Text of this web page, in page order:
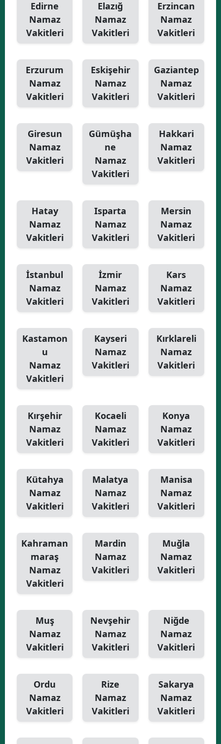
Edirne
Namaz
Vakitleri
Elazığ
Namaz
Vakitleri
Erzincan
Namaz
Vakitleri
Erzurum
Namaz
Vakitleri
Eskişehir
Namaz
Vakitleri
Gaziantep
Namaz
Vakitleri
Giresun
Namaz
Vakitleri
Gümüşha
ne
Namaz
Vakitleri
Hakkari
Namaz
Vakitleri
Hatay
Namaz
Vakitleri
Isparta
Namaz
Vakitleri
Mersin
Namaz
Vakitleri
İstanbul
Namaz
Vakitleri
İzmir
Namaz
Vakitleri
Kars
Namaz
Vakitleri
Kastamon
u
Namaz
Vakitleri
Kayseri
Namaz
Vakitleri
Kırklareli
Namaz
Vakitleri
Kırşehir
Namaz
Vakitleri
Kocaeli
Namaz
Vakitleri
Konya
Namaz
Vakitleri
Kütahya
Namaz
Vakitleri
Malatya
Namaz
Vakitleri
Manisa
Namaz
Vakitleri
Kahraman
maraş
Namaz
Vakitleri
Mardin
Namaz
Vakitleri
Muğla
Namaz
Vakitleri
Muş
Namaz
Vakitleri
Nevşehir
Namaz
Vakitleri
Niğde
Namaz
Vakitleri
Ordu
Namaz
Vakitleri
Rize
Namaz
Vakitleri
Sakarya
Namaz
Vakitleri